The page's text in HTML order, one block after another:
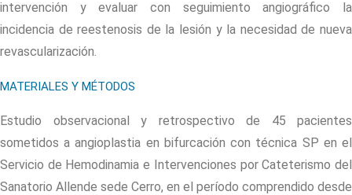
intervención y evaluar con seguimiento angiográfico la
incidencia de reestenosis de la lesión y la necesidad de nueva
revascularización.
MATERIALES Y MÉTODOS
Estudio observacional y retrospectivo de 45 pacientes
sometidos a angioplastia en bifurcación con técnica SP en el
Servicio de Hemodinamia e Intervenciones por Cateterismo del
Sanatorio Allende sede Cerro, en el período comprendido desde